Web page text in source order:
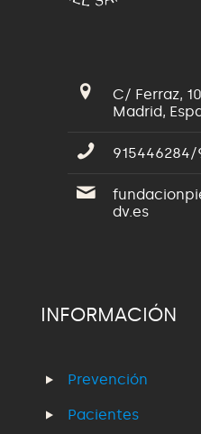
C/ Ferraz,
Madrid,
915446284/
dv.es
INFORMACIÓN
Prevención
Pacientes